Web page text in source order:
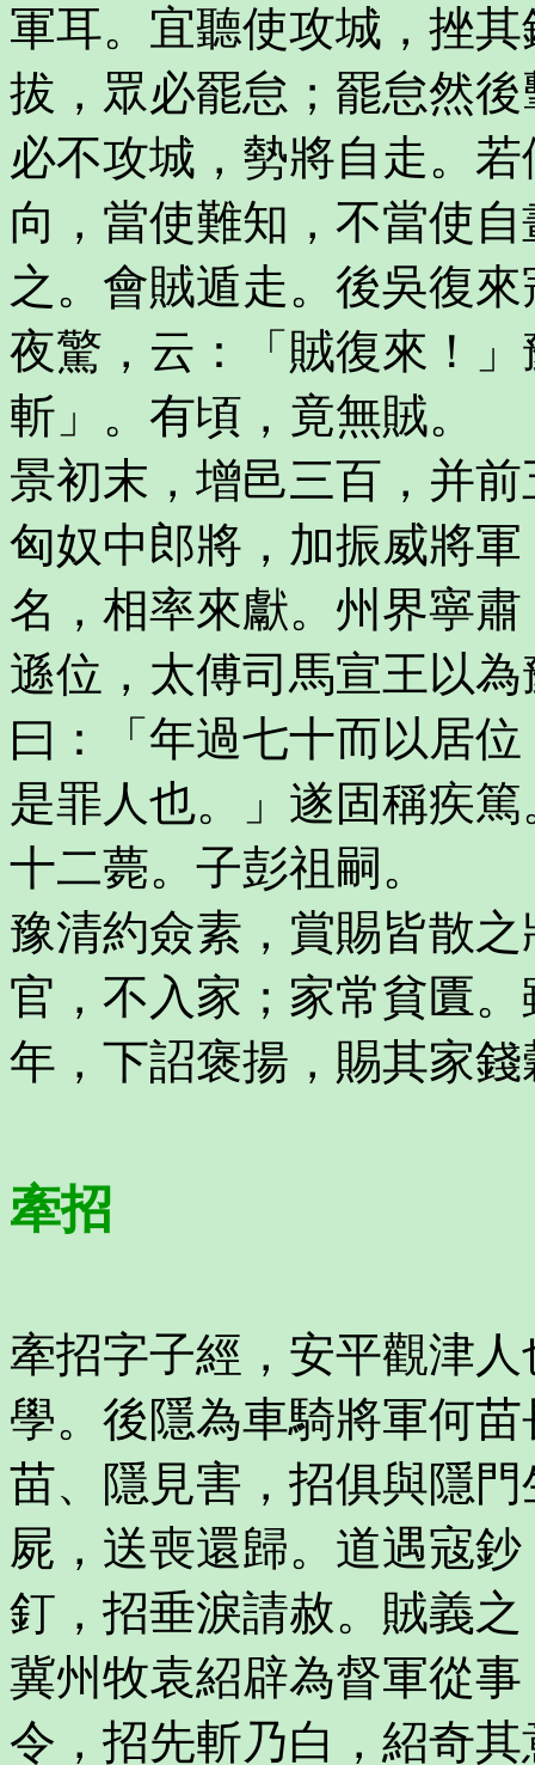
軍耳。宜聽使攻城，挫
拔，眾必罷怠；罷怠然
必不攻城，勢將自走。
向，當使難知，不當使
之。會賊遁走。後吳復
夜驚，云：「賊復來！
斬」。有頃，竟無賊。
景初末，增邑三百，并
匈奴中郎將，加振威將
名，相率來獻。州界寧
遜位，太傅司馬宣王以
曰：「年過七十而以居
是罪人也。」遂固稱疾
十二薨。子彭祖嗣。
豫清約僉素，賞賜皆散
官，不入家；家常貧匱
年，下詔褒揚，賜其家
牽招
牽招字子經，安平觀津
學。後隱為車騎將軍何
苗、隱見害，招俱與隱
屍，送喪還歸。道遇寇
釘，招垂淚請赦。賊義
冀州牧袁紹辟為督軍從
令，招先斬乃白，紹奇